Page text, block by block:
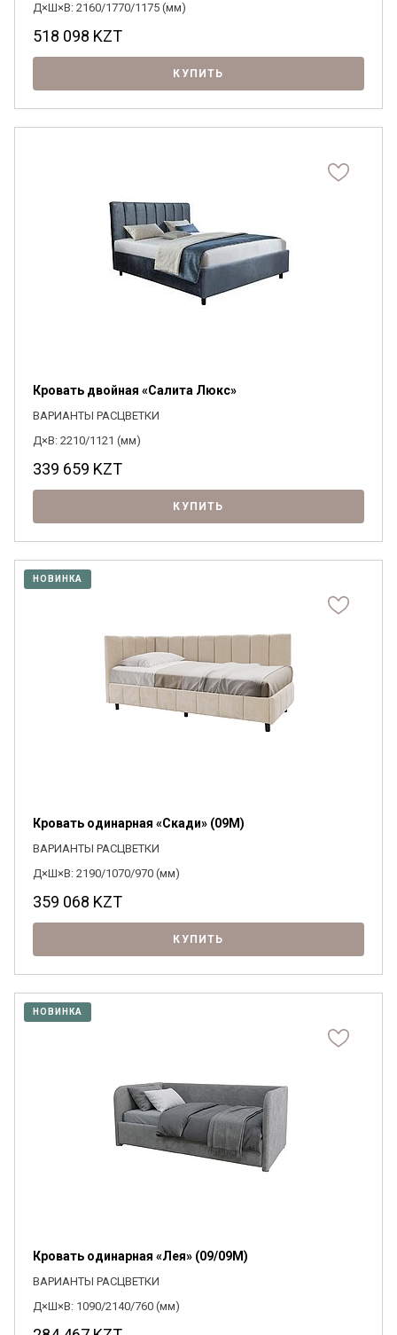
Д×Ш×В: 2160/1770/1175 (мм)
518 098 KZT
КУПИТЬ
Кровать двойная «Салита Люкс»
ВАРИАНТЫ РАСЦВЕТКИ
Д×В: 2210/1121 (мм)
339 659 KZT
КУПИТЬ
НОВИНКА
Кровать одинарная «Скади» (09M)
ВАРИАНТЫ РАСЦВЕТКИ
Д×Ш×В: 2190/1070/970 (мм)
359 068 KZT
КУПИТЬ
НОВИНКА
Кровать одинарная «Лея» (09/09M)
ВАРИАНТЫ РАСЦВЕТКИ
Д×Ш×В: 1090/2140/760 (мм)